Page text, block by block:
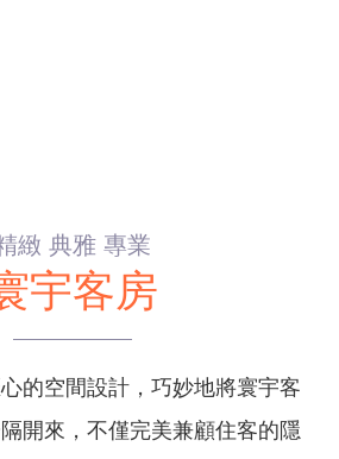
宇客房
緻 典雅 專業
的空間設計，巧妙地將寰宇客
開來，不僅完美兼顧住客的隱